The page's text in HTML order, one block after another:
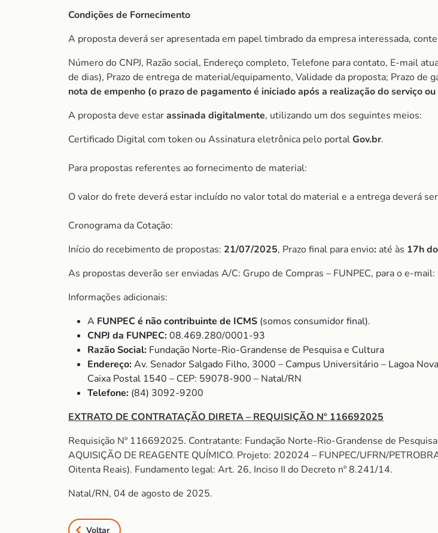
Condições de Fornecimento
A proposta deverá ser apresentada em papel timbrado da empresa interessada,
Número do CNPJ, Razão social, Endereço completo, Telefone para contato, E-mail
de dias), Prazo de entrega de material/equipamento, Validade da proposta; Prazo de
nota de empenho (o prazo de pagamento é iniciado após a realização do serviço
A proposta deve estarassinada digitalmente, utilizando um dos seguintes meios:
Certificado Digital com token ou Assinatura eletrônica pelo portalGov.br.
Para propostas referentes ao fornecimento de material:
O valor do frete deverá estar incluído no valor total do material e a entrega deverá
Cronograma da Cotação:
Início do recebimento de propostas: 21/07/2025, Prazo final para envio: até às 17h
As propostas deverão ser enviadas A/C: Grupo de Compras – FUNPEC, para o e-mail:
Informações adicionais:
A FUNPEC é não contribuinte de ICMS (somos consumidor final).
CNPJ da FUNPEC:08.469.280/0001-93
Razão Social: Fundação Norte-Rio-Grandense de Pesquisa e Cultura
Endereço:Av. Senador Salgado Filho, 3000 – Campus Universitário – Lagoa
Caixa Postal 1540 – CEP: 59078-900 – Natal/RN
Telefone: (84) 3092-9200
EXTRATO DE CONTRATAÇÃO DIRETA – REQUISIÇÃO Nº 116692025
Requisição Nº 116692025. Contratante: Fundação Norte-Rio-Grandense de
AQUISIÇÃO DE REAGENTE QUÍMICO. Projeto: 202024 – FUNPEC/UFRN/
Oitenta Reais). Fundamento legal: Art. 26, Inciso II do Decreto nº 8.241/14.
Natal/RN, 04 de agosto de 2025.
Voltar